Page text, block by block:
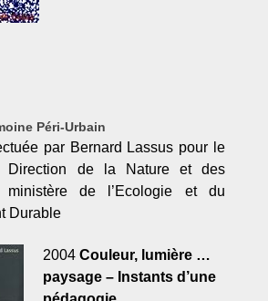
Péri-Urbain
par Bernard Lassus pour le
Direction de la Nature et des
ministère de l’Ecologie et du
Durable
2004 Couleur, lumière …
paysage – Instants d’une